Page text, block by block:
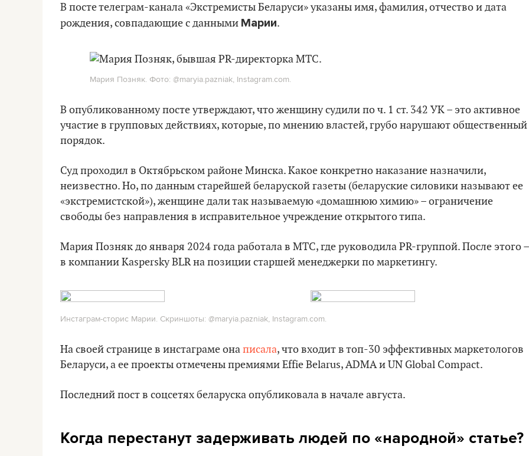
В посте телеграм-канала «Экстремисты Беларуси» указаны имя, фамилия, отчество и дата
рождения, совпадающие с данными Марии.
Мария Позняк. Фото: @maryia.pazniak, Instagram.com.
В опубликованному посте утверждают, что женщину судили по ч. 1 ст. 342 УК – это активное
участие в групповых действиях, которые, по мнению властей, грубо нарушают общественный
порядок.
Суд проходил в Октябрьском районе Минска. Какое конкретно наказание назначили,
неизвестно. Но, по данным старейшей беларуской газеты (беларуские силовики называют ее
«экстремистской»), женщине дали так называемую «домашнюю химию» – ограничение
свободы без направления в исправительное учреждение открытого типа.
Мария Позняк до января 2024 года работала в МТС, где руководила PR-группой. После этого –
в компании Kaspersky BLR на позиции старшей менеджерки по маркетингу.
Инстаграм-сторис Марии. Скриншоты: @maryia.pazniak, Instagram.com.
На своей странице в инстаграме онаписала, что входит в топ-30 эффективных маркетологов
Беларуси, а ее проекты отмечены премиями Effie Belarus, ADMA и UN Global Compact.
Последний пост в соцсетях беларуска опубликовала в начале августа.
Когда перестанут задерживать людей по «народной» статье?